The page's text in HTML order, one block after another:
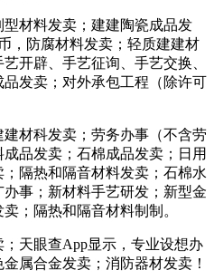
材料发卖；建建陶瓷成品发
，防腐材料发卖；轻质建建材
开辟、手艺征询、手艺交换、
发卖；对外承包工程（除许可
材科发卖；劳务办事（不含劳
品发卖；石棉成品发卖；日用
隔热和隔音材料发卖；石棉水
事；新材料手艺研发；新型金
；隔热和隔音材料制制。
天眼查App显示，专业设想办
属合金发卖；消防器材发卖！